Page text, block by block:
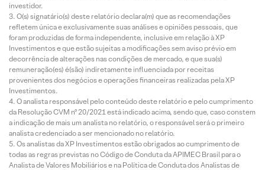
investidor.
O(s) signatário(s) deste relatório declara(m) que as recomendações
refletem única e exclusivamente suas análises e opiniões pessoais, que
foram produzidas de forma independente, inclusive em relação à XP
Investimentos e que estão sujeitas a modificações sem aviso prévio em
decorrência de alterações nas condições de mercado, e que sua(s)
remuneração(es) é(são) indiretamente influenciada por receitas
provenientes dos negócios e operações financeiras realizadas pela XP
Investimentos.
O analista responsável pelo conteúdo deste relatório e pelo cumprimento
da Resolução CVM nº 20/2021 está indicado acima, sendo que, caso constem
a indicação de mais um analista no relatório, o responsável será o primeiro
analista credenciado a ser mencionado no relatório.
Os analistas da XP Investimentos estão obrigados ao cumprimento de
todas as regras previstas no Código de Conduta da APIMEC Brasil para o
Analista de Valores Mobiliários e na Política de Conduta dos Analistas de